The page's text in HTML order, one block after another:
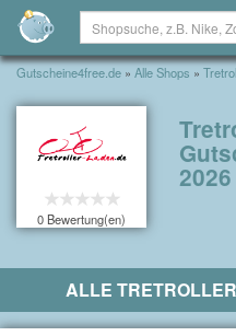
Gutscheine4free.de » Alle Shops »
0 Bewertung(en)
2026
ALLE